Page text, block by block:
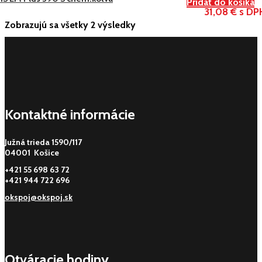
Pridať do košíka
31,08 € s
Zobrazujú sa všetky 2 výsledky
Kontaktné informácie
Južná trieda 1590/117
04001 Košice
+421 55 698 63 72
+421 944 722 696
okspoj@okspoj.sk